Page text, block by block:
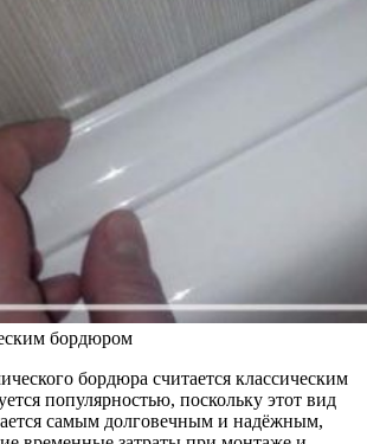
бордюром
бордюра считается классическим
популярностью, поскольку этот вид
самым долговечным и надёжным,